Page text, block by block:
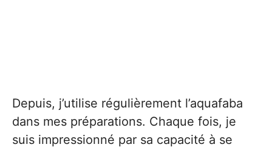
Depuis, j’utilise régulièrement l’aquafaba
dans mes préparations. Chaque fois, je
suis impressionné par sa capacité à se